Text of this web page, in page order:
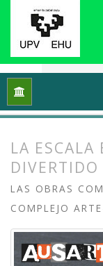
Inicio
LA ESCALA
DIVERTIDO
LAS OBRAS
COMPLEJO